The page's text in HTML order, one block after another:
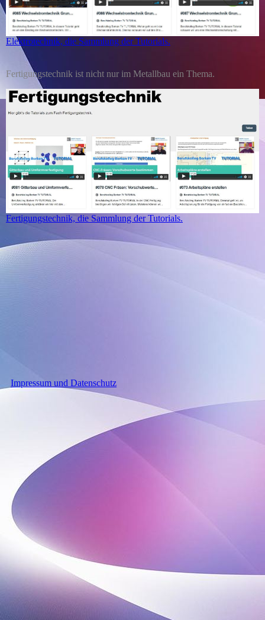
Elektrotechnik, die Sammlung der Tutorials.
Fertigungstechnik ist nicht nur im Metallbau ein Thema.
Fertigungstechnik, die Sammlung der Tutorials.
Impressum und Datenschutz